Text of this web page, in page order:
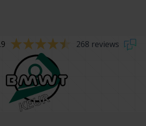
268 reviews